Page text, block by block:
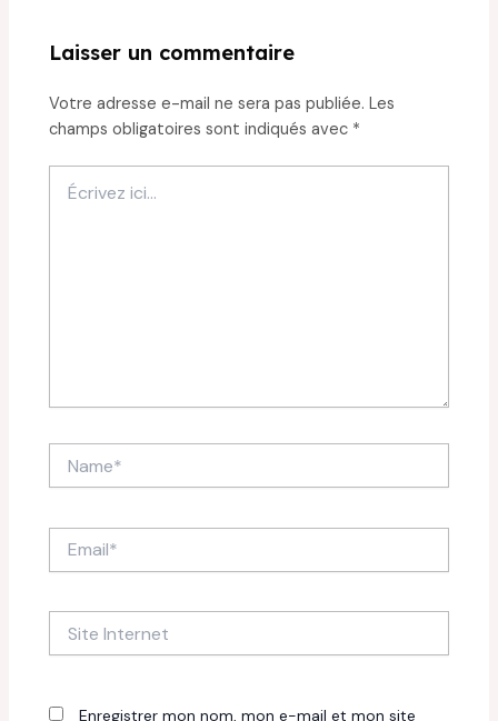
Laisser un commentaire
Votre adresse e-mail ne sera pas publiée. Les
champs obligatoires sont indiqués avec *
ici…
Internet
Enregistrer mon nom, mon e-mail et mon site